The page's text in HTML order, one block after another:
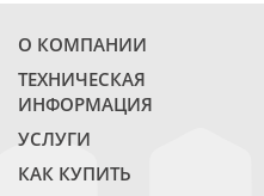
О КОМПАНИИ
ТЕХНИЧЕСКАЯ
ИНФОРМАЦИЯ
УСЛУГИ
КАК КУПИТЬ